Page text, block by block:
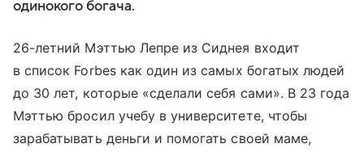
одинокого богача.
26-летний Мэттью Лепре из Сиднея входит
в список Forbes как один из самых богатых людей
до 30 лет, которые «сделали себя сами». В 23 года
Мэттью бросил учебу в университете, чтобы
зарабатывать деньги и помогать своей маме,